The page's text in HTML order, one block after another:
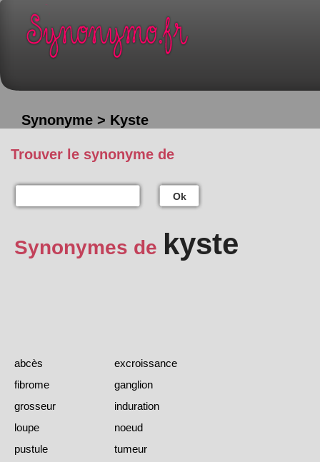
Synonyme > Kyste
Trouver le synonyme de
Ok
Synonymes de kyste
abcès
excroissance
fibrome
ganglion
grosseur
induration
loupe
noeud
pustule
tumeur